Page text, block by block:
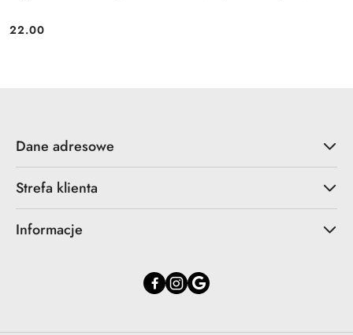
Cena:
22.00
Dane adresowe
Strefa klienta
Informacje